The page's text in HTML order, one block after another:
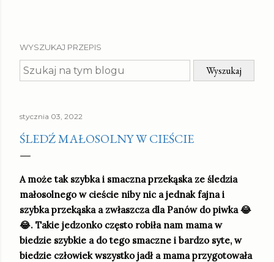
WYSZUKAJ PRZEPIS
stycznia 03, 2022
ŚLEDŹ MAŁOSOLNY W CIEŚCIE
A może tak szybka i smaczna przekąska ze śledzia
małosolnego w cieście niby nic a jednak fajna i
szybka przekąska a zwłaszcza dla Panów do piwka 😂
😂. Takie jedzonko często robiła nam mama w
biedzie szybkie a do tego smaczne i bardzo syte, w
biedzie człowiek wszystko jadł a mama przygotowała